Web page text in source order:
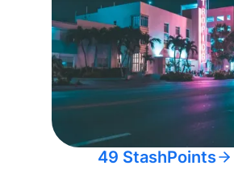
49 StashPoints